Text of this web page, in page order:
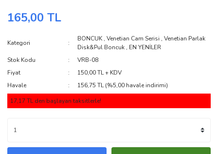
165,00 TL
Kategori
BONCUK ,Venetian Cam Serisi ,Venetian Parlak
Disk&Pul Boncuk , EN YENİLER
Stok Kodu
VRB-08
Fiyat
150,00 TL + KDV
Havale
156,75 TL (%5,00 havale indirimi)
17,17 TL den başlayan taksitlerle!